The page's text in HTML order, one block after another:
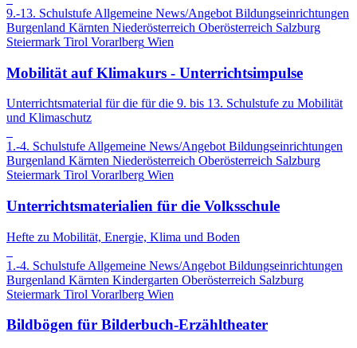
9.-13. Schulstufe Allgemeine News/Angebot Bildungseinrichtungen
Burgenland Kärnten Niederösterreich Oberösterreich Salzburg
Steiermark Tirol Vorarlberg Wien
Mobilität auf Klimakurs - Unterrichtsimpulse
Unterrichtsmaterial für die für die 9. bis 13. Schulstufe zu Mobilität
und Klimaschutz
1.-4. Schulstufe Allgemeine News/Angebot Bildungseinrichtungen
Burgenland Kärnten Niederösterreich Oberösterreich Salzburg
Steiermark Tirol Vorarlberg Wien
Unterrichtsmaterialien für die Volksschule
Hefte zu Mobilität, Energie, Klima und Boden
1.-4. Schulstufe Allgemeine News/Angebot Bildungseinrichtungen
Burgenland Kärnten Kindergarten Oberösterreich Salzburg
Steiermark Tirol Vorarlberg Wien
Bildbögen für Bilderbuch-Erzähltheater